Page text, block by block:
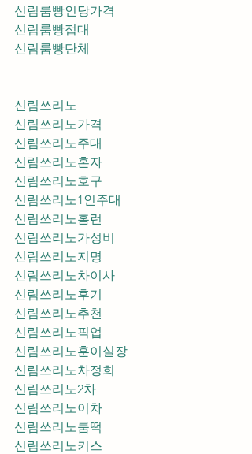
신림룸빵인당가격
신림룸빵접대
신림룸빵단체
신림쓰리노
신림쓰리노가격
신림쓰리노주대
신림쓰리노혼자
신림쓰리노호구
신림쓰리노1인주대
신림쓰리노홈런
신림쓰리노가성비
신림쓰리노지명
신림쓰리노차이사
신림쓰리노후기
신림쓰리노추천
신림쓰리노훈이실장
신림쓰리노차정희
신림쓰리노2차
신림쓰리노이차
신림쓰리노룸떡
신림쓰리노키스